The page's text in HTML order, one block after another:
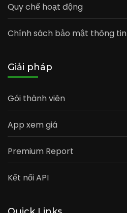
Quy chế hoạt động
Chính sách bảo mật thông tin
Giải pháp
Gói thành viên
App xem giá
Premium Report
Kết nối API